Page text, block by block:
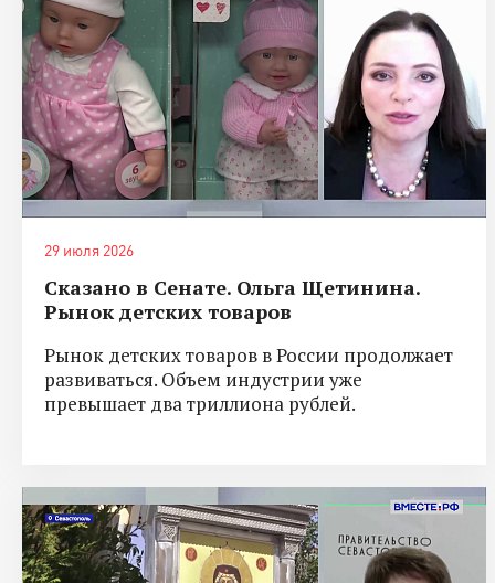
29 июля 2026
Сказано в Сенате. Ольга Щетинина.
Рынок детских товаров
Рынок детских товаров в России продолжает
развиваться. Объем индустрии уже
превышает два триллиона рублей.